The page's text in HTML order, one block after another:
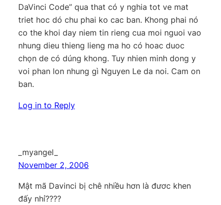
DaVinci Code” qua that có y nghia tot ve mat
triet hoc dó chu phai ko cac ban. Khong phai nó
co the khoi day niem tin rieng cua moi nguoi vao
nhung dieu thieng lieng ma ho có hoac duoc
chọn de có dúng khong. Tuy nhien minh dong y
voi phan lon nhung gì Nguyen Le da noi. Cam on
ban.
Log in to Reply
_myangel_
November 2, 2006
Mật mã Davinci bị chê nhiều hơn là đươc khen
đấy nhỉ????